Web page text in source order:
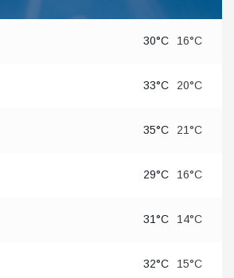
30°C 16°C
33°C 20°C
35°C 21°C
29°C 16°C
31°C 14°C
32°C 15°C